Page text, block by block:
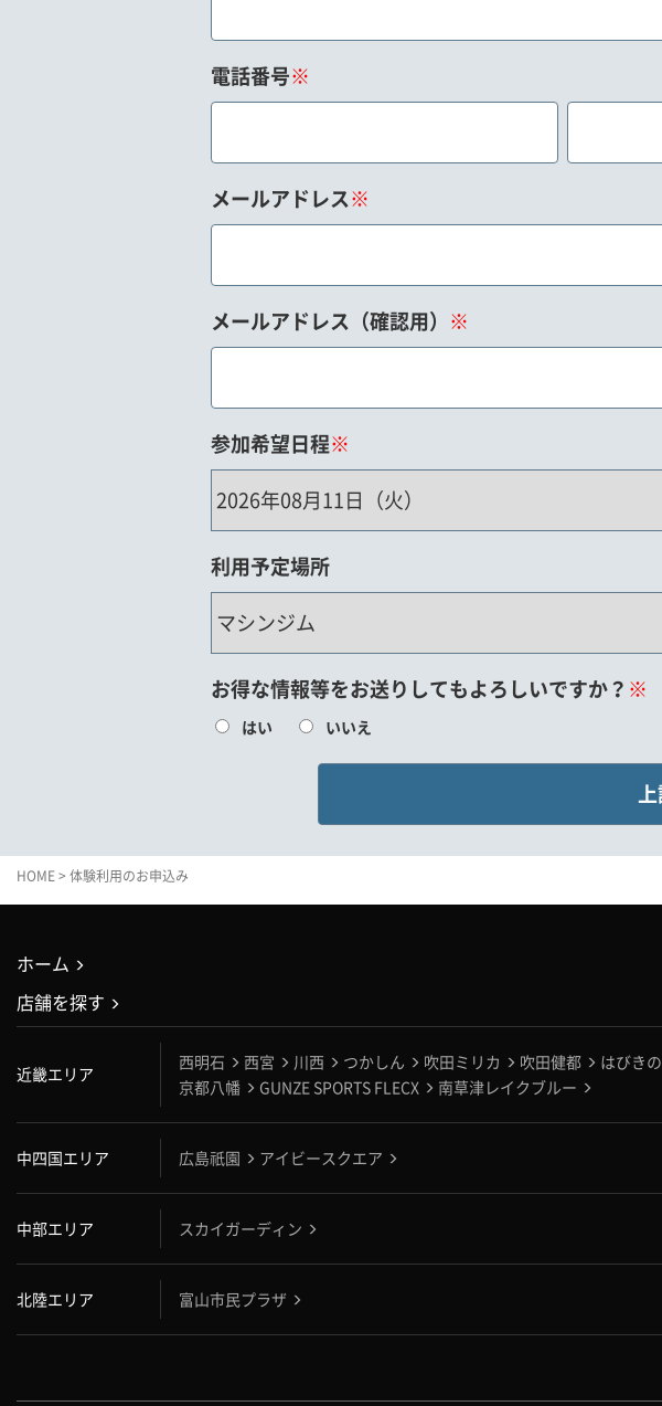
電話番号※
メールアドレス※
メールアドレス（確認用） ※
参加希望日程※
利用予定場所
お得な情報等をお送りしてもよろしいですか？ ※
はい いいえ
HOME > 体験利用のお申込み
ホーム
店舗を探す
近畿エリア
西明石 西宮 川西 つかしん 吹田ミリカ 吹田健都
はびきの
京都八幡
GUNZE SPORTS FLECX 南草津レイクブルー
中四国エリア 広島祇園 アイビースクエア
中部エリア スカイガーディン
北陸エリア 富山市民プラザ